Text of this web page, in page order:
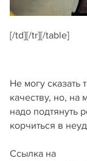
[/td][/tr][/table]
Не могу сказать
качеству, но, на
надо подтянуть
корчиться в
Ссылка на